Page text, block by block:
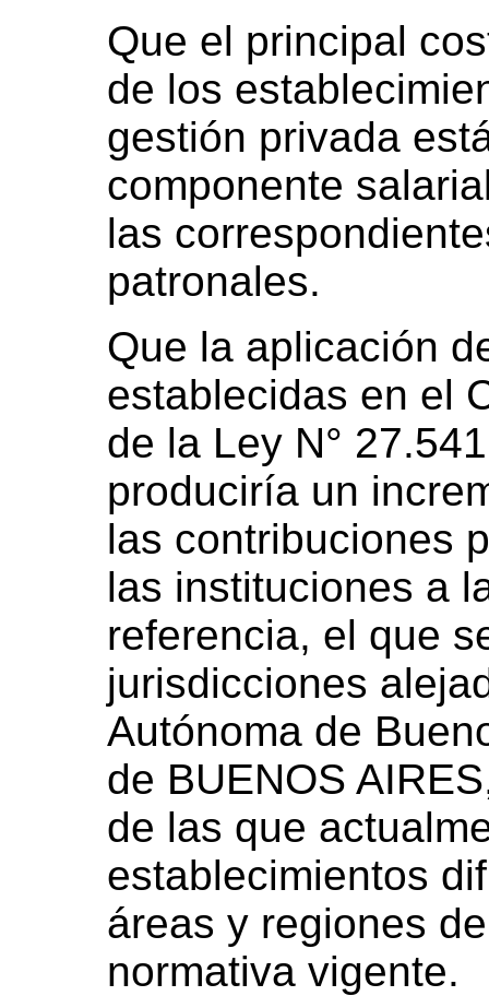
Que el principal
de los
gestión privada
componente
las
patronales.
Que la aplicación
establecidas en el
de la Ley N°
produciría un
las contribuciones
las instituciones a
referencia, el que
jurisdicciones
Autónoma de
de BUENOS
de las que
establecimientos
áreas y regiones
normativa vigente.